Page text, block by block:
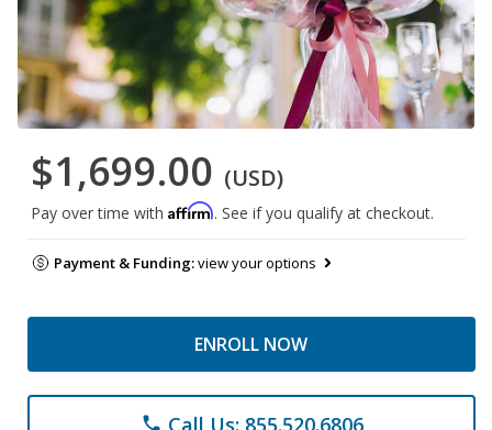
$1,699.00 (USD)
Pay over time with Affirm. See if you qualify at checkout.
Payment & Funding:view your options
ENROLL NOW
phone